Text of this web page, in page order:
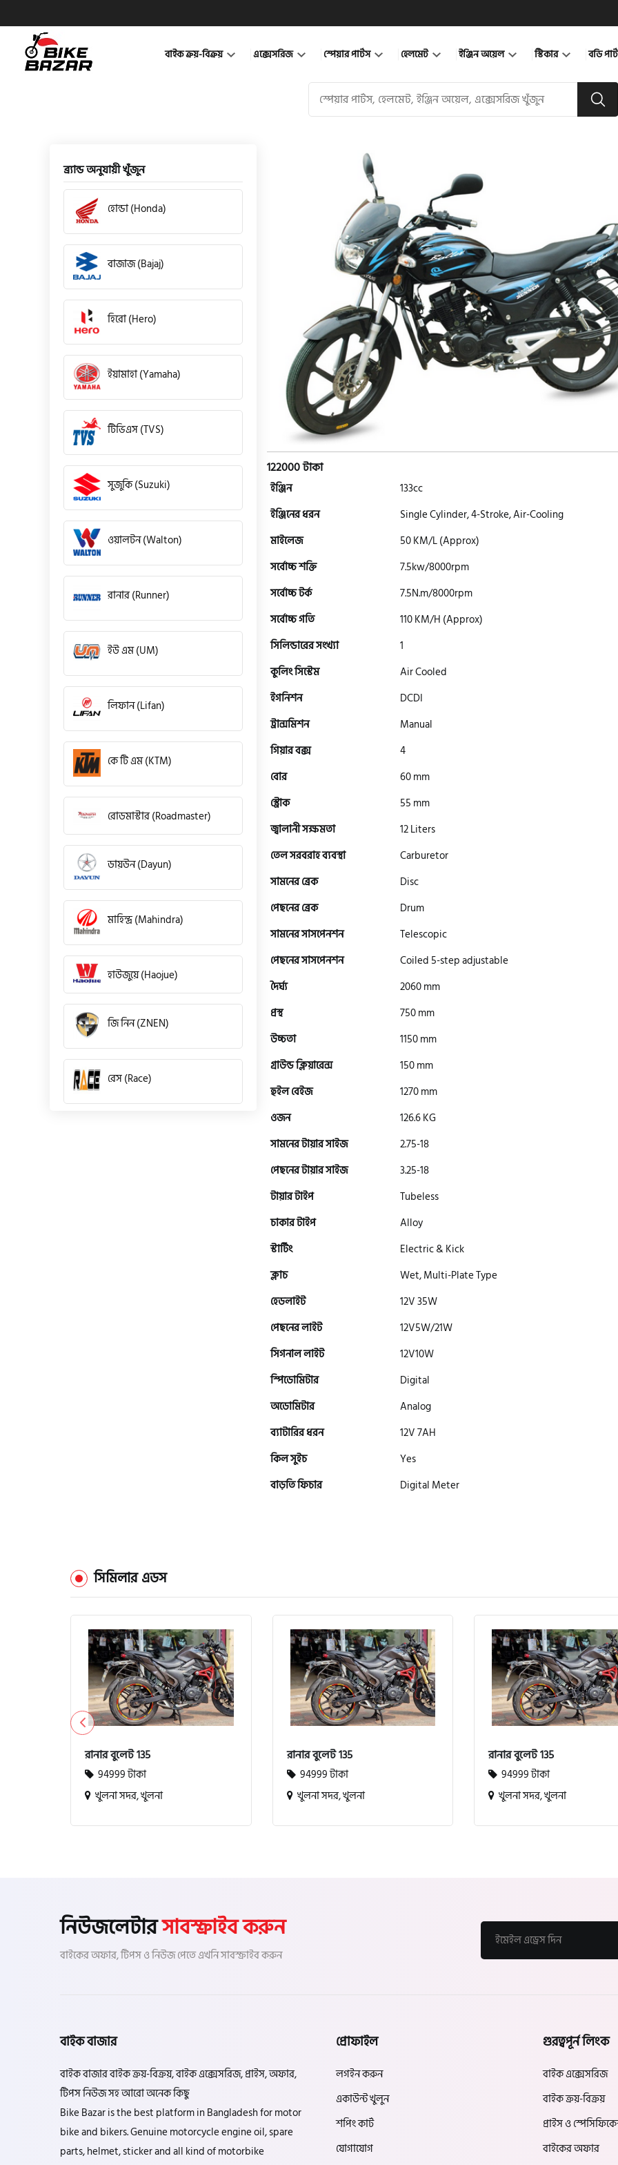
বাইক ক্রয়-বিক্রয় এক্সেসরিজ স্পেয়ার পার্টস হেলমেট ইঞ্জিন অয়েল স্টিকার বডি
ব্র্যান্ড অনুযায়ী খুঁজুন
হোন্ডা (Honda)
বাজাজ (Bajaj)
হিরো (Hero)
ইয়ামাহা (Yamaha)
টিভিএস (TVS)
সুজুকি (Suzuki)
ওয়ালটন (Walton)
রানার (Runner)
ইউ এম (UM)
লিফান (Lifan)
কে টি এম (KTM)
রোডমাস্টার (Roadmaster)
ডায়উন (Dayun)
মাহিন্দ্র (Mahindra)
হাউজুয়ে (Haojue)
জি নিন (ZNEN)
রেস (Race)
গ্রীন টাইগার (Green Tiger)
বীটল বোল্ট (Beetle Bolt)
বেনেলি (Benelli)
বিএমডাব্লিউ (BMW)
হারলি ডেভিডসন
অ্যাটলাস জংশেন
পিএইচপি (PHP)
জিপিএক্স (GPX)
122000 টাকা
ইঞ্জিন
133cc
ইঞ্জিনের ধরন
Single Cylinder, 4-Stroke, Air-Cooling
মাইলেজ
50 KM/L (Approx)
সর্বোচ্চ শক্তি
7.5kw/8000rpm
সর্বোচ্চ টর্ক
7.5N.m/8000rpm
সর্বোচ্চ গতি
110 KM/H (Approx)
সিলিন্ডারের সংখ্যা
1
কুলিং সিস্টেম
Air Cooled
ইগনিশন
DCDI
ট্রান্সমিশন
Manual
গিয়ার বক্স
4
বোর
60 mm
স্ট্রোক
55 mm
জ্বালানী সক্ষমতা
12 Liters
তেল সরবরাহ ব্যবস্থা
Carburetor
সামনের ব্রেক
Disc
পেছনের ব্রেক
Drum
সামনের সাসপেনশন
Telescopic
পেছনের সাসপেনশন
Coiled 5-step adjustable
দৈর্ঘ্য
2060 mm
প্রস্থ
750 mm
উচ্চতা
1150 mm
গ্রাউন্ড ক্লিয়ারেন্স
150 mm
হুইল বেইজ
1270 mm
ওজন
126.6 KG
সামনের টায়ার সাইজ
2.75-18
পেছনের টায়ার সাইজ
3.25-18
টায়ার টাইপ
Tubeless
চাকার টাইপ
Alloy
স্টার্টিং
Electric & Kick
ক্লাচ
Wet, Multi-Plate Type
হেডলাইট
12V 35W
পেছনের লাইট
12V5W/21W
সিগনাল লাইট
12V10W
স্পিডোমিটার
Digital
অডোমিটার
Analog
ব্যাটারির ধরন
12V 7AH
কিল সুইচ
Yes
বাড়তি ফিচার
Digital Meter
সিমিলার এডস
রানার বুলেট 135
94999 টাকা
খুলনা সদর, খুলনা
রানার বুলেট 135
94999 টাকা
খুলনা সদর, খুলনা
রানার বুলেট 135
94999 টাকা
খুলনা সদর, খুলনা
নিউজলেটারসাবস্ক্রাইব করুন
বাইকের অফার, টিপস ও নিউজ পেতে এখনি সাবস্ক্রাইব করুন
বাইক বাজার
বাইক বাজার বাইক ক্রয়-বিক্রয়, বাইক এক্সেসরিজ, প্রাইস, অফার,
টিপস নিউজ সহ আরো অনেক কিছু
Bike Bazar is the best platform in Bangladesh for motor
bike and bikers. Genuine motorcycle engine oil, spare
parts, helmet, sticker and all kind of motorbike
প্রোফাইল
লগইন করুন
একাউন্ট খুলুন
শপিং কার্ট
যোগাযোগ
গুরত্বপূর্ন লিংক
বাইক এক্সেসরিজ
বাইক ক্রয়-বিক্রয়
প্রাইস ও
বাইকের অফার